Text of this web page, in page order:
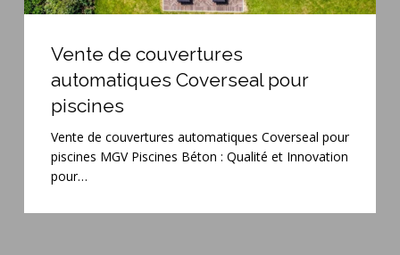
couvertures
automatiques
Coverseal
pour
piscines
Vente de couvertures
automatiques Coverseal pour
piscines
Vente de couvertures automatiques Coverseal pour
piscines MGV Piscines Béton : Qualité et Innovation
pour…